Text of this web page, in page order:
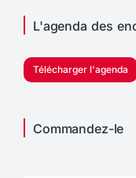
L'agenda des
Télécharger l'agenda
Commandez-